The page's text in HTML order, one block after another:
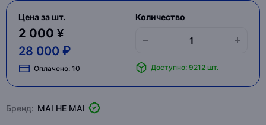
Цена за шт.
2 000 ¥
28 000 ₽
Оплачено: 10
Количество
Доступно: 9212 шт.
Бренд: MAI HE MAI